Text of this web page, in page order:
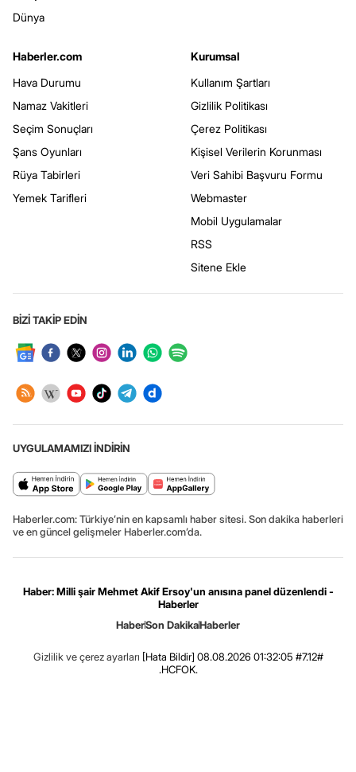
Dünya
Haberler.com
Hava Durumu
Namaz Vakitleri
Seçim Sonuçları
Şans Oyunları
Rüya Tabirleri
Yemek Tarifleri
Kurumsal
Kullanım Şartları
Gizlilik Politikası
Çerez Politikası
Kişisel Verilerin Korunması
Veri Sahibi Başvuru Formu
Webmaster
Mobil Uygulamalar
RSS
Sitene Ekle
BİZİ TAKİP EDİN
UYGULAMAMIZI İNDİRİN
Haberler.com: Türkiye’nin en kapsamlı haber sitesi. Son dakika haberleri
ve en güncel gelişmeler Haberler.com’da.
Haber: Milli şair Mehmet Akif Ersoy'un anısına panel düzenlendi -
Haberler
HaberSon DakikaHaberler
Gizlilik ve çerez ayarları [Hata Bildir] 08.08.2026 01:32:05 #7.12#
.HCFOK.